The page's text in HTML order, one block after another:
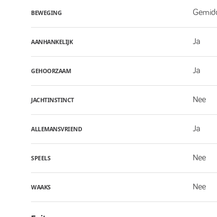
BEWEGING
AANHANKELIJK Ja
GEHOORZAAM Ja
JACHTINSTINCT Nee
ALLEMANSVRIEND Ja
SPEELS Nee
WAAKS Nee